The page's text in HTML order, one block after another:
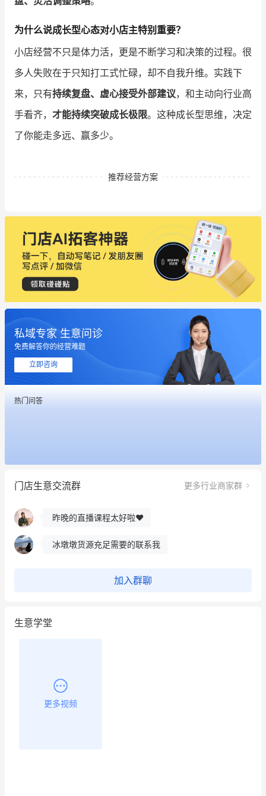
为什么说成长型心态对小店主特别重要？
小店经营不只是体力活，更是不断学习和决策的过程。很
多人失败在于只知打工式忙碌，却不自我升维。实践下
来，只有持续复盘、虚心接受外部建议，和主动向行业高
手看齐， 才能持续突破成长极限。这种成长型思维，决定
了你能走多远、赢多少。
推荐经营方案
私域专家 生意问诊
免费解答你的经营难题
立即咨询
热门问答
门店生意交流群 更多行业商家群
餐饮也得靠私域和服务提高竞争力
昨晚的直播课程太好啦❤️
冰墩墩货源充足需要的联系我
这个营销策划案例推荐大家看一下
加入群聊
生意学堂
更多视频